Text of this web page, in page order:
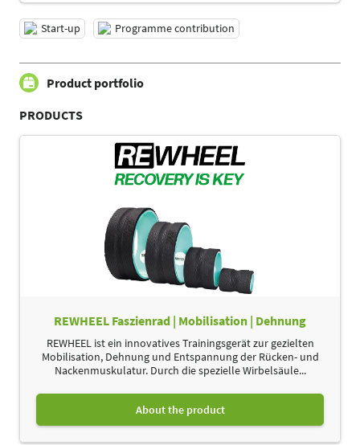
Start-up Programme contribution
Product portfolio
PRODUCTS
REWHEEL Faszienrad | Mobilisation | Dehnung
REWHEEL ist ein innovatives Trainingsgerät zur gezielten
Mobilisation, Dehnung und Entspannung der Rücken- und
Nackenmuskulatur. Durch die spezielle Wirbelsäule...
About the product